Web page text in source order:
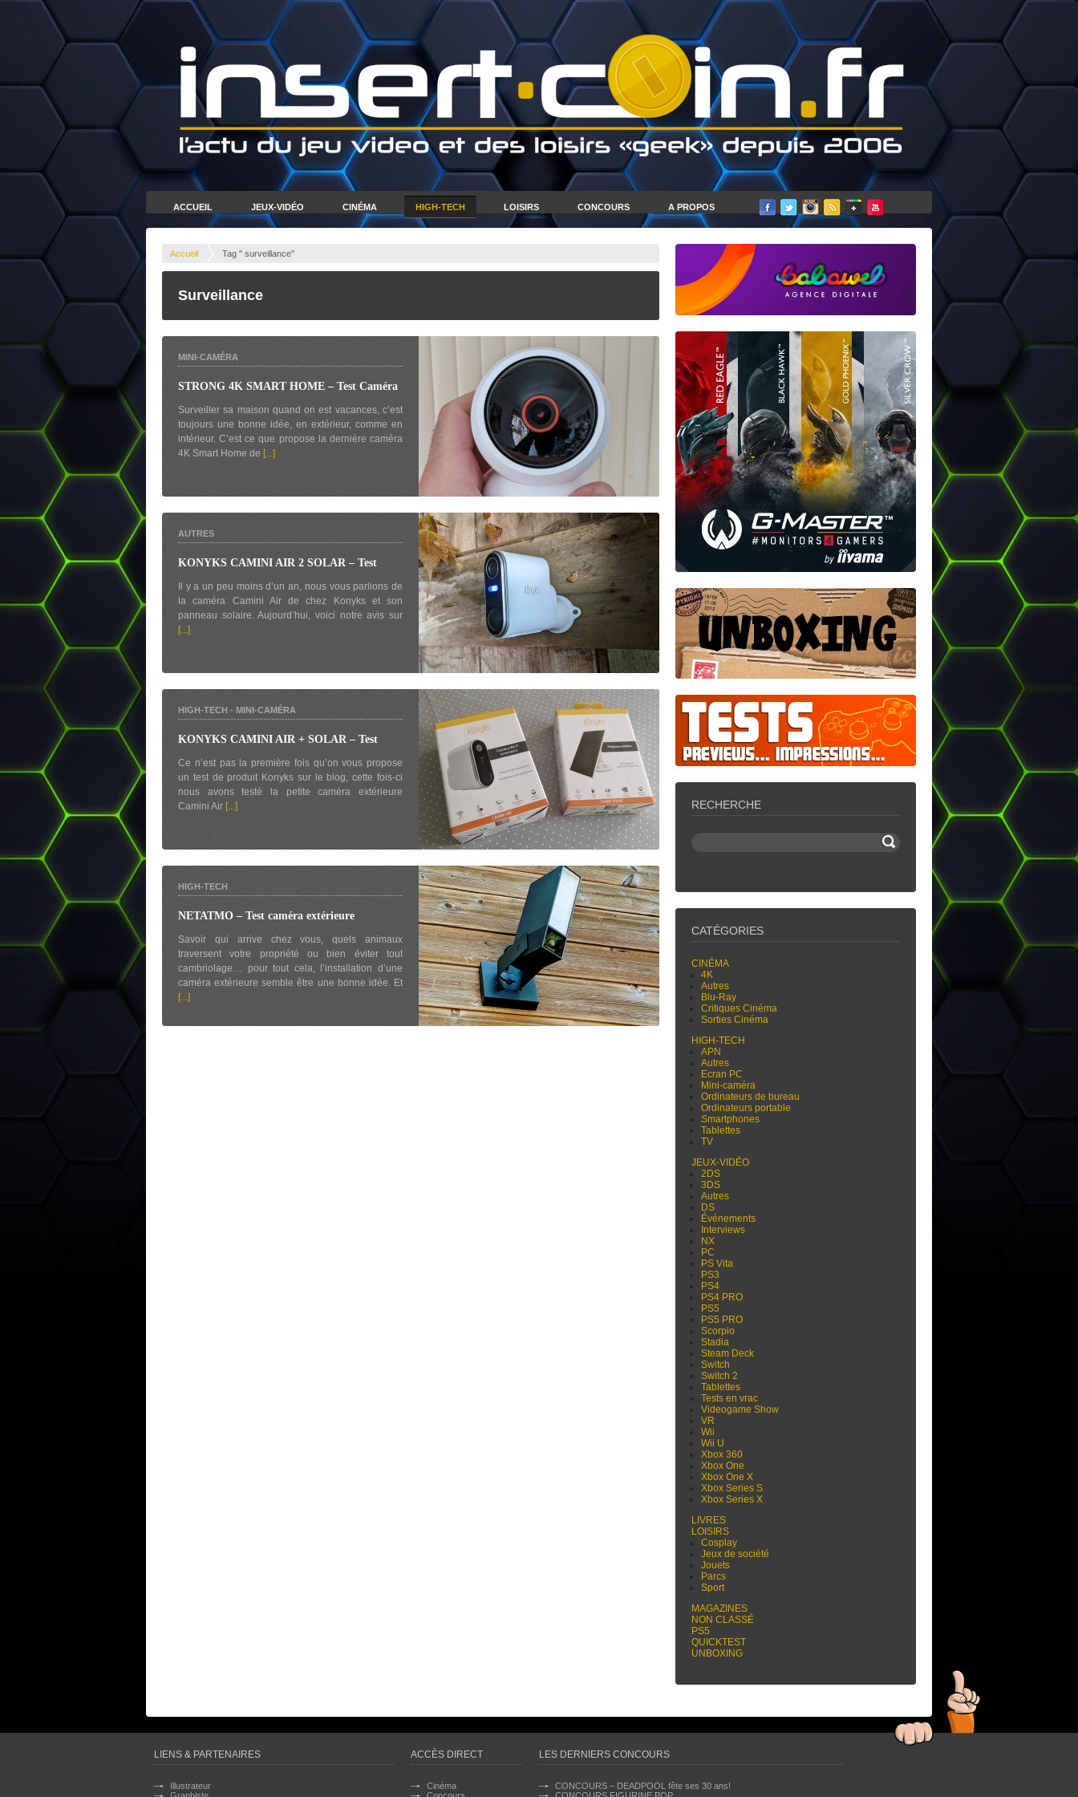
ACCUEIL JEUX-VIDÉO CINÉMA HIGH-TECH LOISIRS CONCOURS A PROPOS
Accueil Tag " surveillance"
Surveillance
MINI-CAMÉRA
STRONG 4K SMART HOME – Test Caméra
Surveiller sa maison quand on est vacances, c’est
toujours une bonne idée, en extérieur, comme en
intérieur. C’est ce que propose la dernière caméra
4K Smart Home de [...]
AUTRES
KONYKS CAMINI AIR 2 SOLAR – Test
Il y a un peu moins d’un an, nous vous parlions de
la caméra Camini Air de chez Konyks et son
panneau solaire. Aujourd’hui, voici notre avis sur
[...]
HIGH-TECH - MINI-CAMÉRA
KONYKS CAMINI AIR + SOLAR – Test
Ce n’est pas la première fois qu’on vous propose
un test de produit Konyks sur le blog, cette fois-ci
nous avons testé la petite caméra extérieure
Camini Air [...]
HIGH-TECH
NETATMO – Test caméra extérieure
Savoir qui arrive chez vous, quels animaux
traversent votre propriété ou bien éviter tout
cambriolage… pour tout cela, l’installation d’une
caméra extérieure semble être une bonne idée. Et
[...]
RECHERCHE
CATÉGORIES
CINÉMA
4K
Autres
Blu-Ray
Critiques Cinéma
Sorties Cinéma
HIGH-TECH
APN
Autres
Ecran PC
Mini-caméra
Ordinateurs de bureau
Ordinateurs portable
Smartphones
Tablettes
TV
JEUX-VIDÉO
2DS
3DS
Autres
DS
Événements
Interviews
NX
PC
PS Vita
PS3
PS4
PS4 PRO
PS5
PS5 PRO
Scorpio
Stadia
Steam Deck
Switch
Switch 2
Tablettes
Tests en vrac
Videogame Show
VR
Wii
Wii U
Xbox 360
Xbox One
Xbox One X
Xbox Series S
Xbox Series X
LIVRES
LOISIRS
Cosplay
Jeux de société
Jouets
Parcs
Sport
MAGAZINES
NON CLASSÉ
PS5
QUICKTEST
UNBOXING
LIENS & PARTENAIRES
Illustrateur
ACCÈS DIRECT
Cinéma
LES DERNIERS CONCOURS
CONCOURS – DEADPOOL fête ses 30 ans!